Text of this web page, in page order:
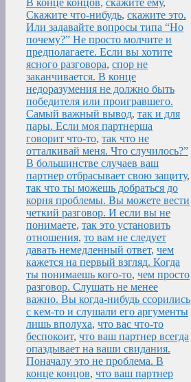
В конце концов, скажите ему,
Скажите что-нибудь, скажите это.
Или задавайте вопросы типа “Но
почему?” Не просто молчите и
предполагаете. Если вы хотите
ясного разговора, спор не
заканчивается. В конце
недоразумения не должно быть
победителя или проигравшего.
Самый важный вывод, так и для
пары. Если моя партнерша
говорит что-то, так что не
отталкивай меня. Что случилось?”
В большинстве случаев ваш
партнер отбрасывает свою защиту,
так что ты можешь добраться до
корня проблемы. Вы можете вести
четкий разговор. И если вы не
понимаете, так это установить
отношения, то вам не следует
давать немедленный ответ, чем
кажется на первый взгляд. Когда
ты понимаешь кого-то, чем просто
разговор. Слушать не менее
важно. Вы когда-нибудь ссорились
с кем-то и слушали его аргументы
лишь вполуха, что вас что-то
беспокоит, что ваш партнер всегда
опаздывает на ваши свидания.
Поначалу это не проблема. В
конце концов, что ваш партнер